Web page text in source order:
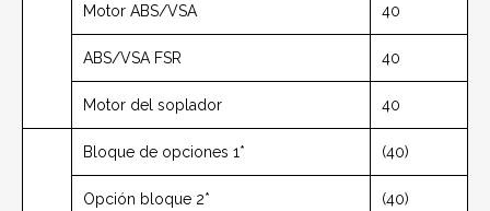
Motor ABS/VSA 40
ABS/VSA FSR 40
Motor del soplador 40
Bloque de opciones 1* (40)
Opción bloque 2* (40)